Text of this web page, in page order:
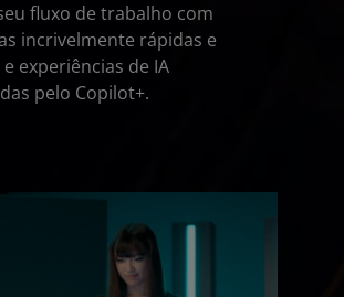
fluxo de trabalho com
incrivelmente rápidas e
experiências de IA
pelo Copilot+.